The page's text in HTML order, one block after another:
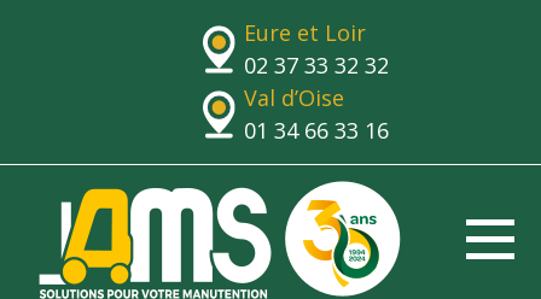
Eure et Loir
02 37 33 32 32
Val d’Oise
01 34 66 33 16